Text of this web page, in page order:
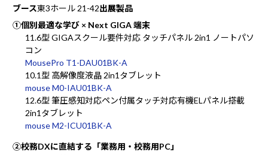
ブース東3ホール 21-42出展製品
①個別最適な学び × Next GIGA 端末
11.6型 GIGAスクール要件対応 タッチパネル 2in1 ノートパソ
コン
MousePro T1-DAU01BK-A
10.1型 高解像度液晶 2in1タブレット
mouse M0-IAU01BK-A
12.6型 筆圧感知対応ペン付属タッチ対応有機ELパネル搭載
2in1タブレット
mouse M2-ICU01BK-A
②校務DXに直結する「業務用・校務用PC」